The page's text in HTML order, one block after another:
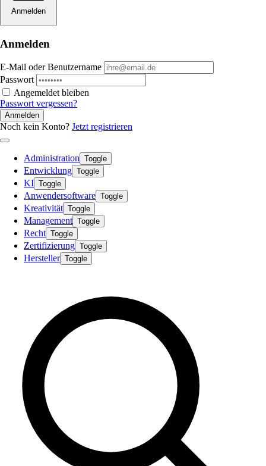
Anmelden
Anmelden
E-Mail oder Benutzername
Passwort
Angemeldet bleiben
Passwort vergessen?
Anmelden
Noch kein Konto? Jetzt registrieren
Administration Toggle
Entwicklung Toggle
KI Toggle
Anwendersoftware Toggle
Kreativität Toggle
Management Toggle
Recht Toggle
Zertifizierung Toggle
Hersteller Toggle